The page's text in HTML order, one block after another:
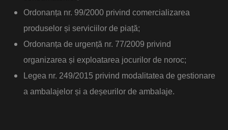
Ordonanța nr. 99/2000 privind comercializarea
produselor și serviciilor de piață;
Ordonanța de urgență nr. 77/2009 privind
organizarea și exploatarea jocurilor de noroc;
Legea nr. 249/2015 privind modalitatea de gestionare
a ambalajelor și a deșeurilor de ambalaje.